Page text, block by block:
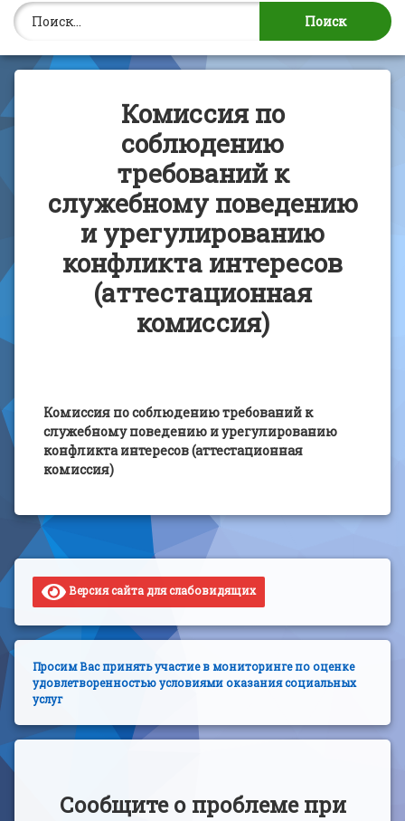
Найти:
Комиссия по
соблюдению
требований к
служебному поведению
и урегулированию
конфликта интересов
(аттестационная
комиссия)
Комиссия по соблюдению требований к
служебному поведению и урегулированию
конфликта интересов (аттестационная
комиссия)
Версия сайта для слабовидящих
Просим Вас принять участие в мониторинге по оценке
удовлетворенностью условиями оказания социальных
услуг
Сообщите о проблеме при